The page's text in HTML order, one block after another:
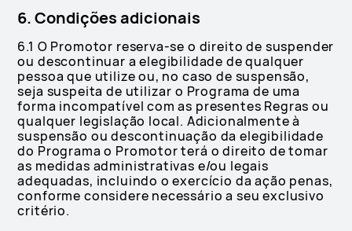
6. Condições adicionais
6.1 O Promotor reserva-se o direito de suspender
ou descontinuar a elegibilidade de qualquer
pessoa que utilize ou, no caso de suspensão,
seja suspeita de utilizar o Programa de uma
forma incompatível com as presentes Regras ou
qualquer legislação local. Adicionalmente à
suspensão ou descontinuação da elegibilidade
do Programa o Promotor terá o direito de tomar
as medidas administrativas e/ou legais
adequadas, incluindo o exercício da ação penas,
conforme considere necessário a seu exclusivo
critério.